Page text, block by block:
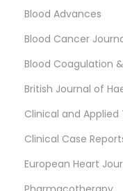
Blood Advances
Blood Cancer
Blood Coagulation
British Journal of
Clinical and
Clinical Case
European Heart